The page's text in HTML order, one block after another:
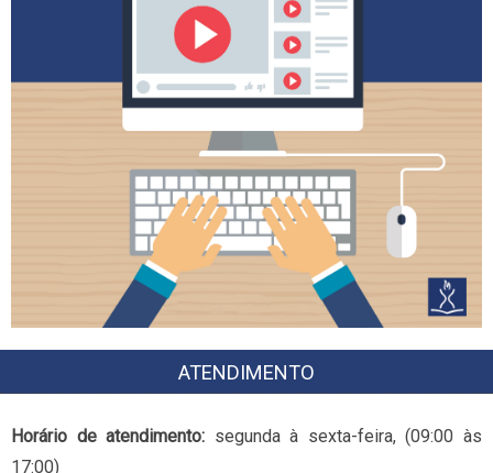
ATENDIMENTO
Horário de atendimento: segunda à sexta-feira, (09:00 às
17:00)